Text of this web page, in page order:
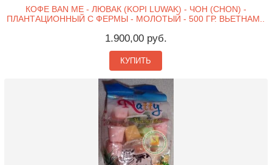
КОФЕ BAN ME - ЛЮВАК (KOPI LUWAK) - ЧОН (CHON) -
ПЛАНТАЦИОННЫЙ С ФЕРМЫ - МОЛОТЫЙ - 500 ГР. ВЬЕТНАМ..
1.900,00 руб.
КУПИТЬ